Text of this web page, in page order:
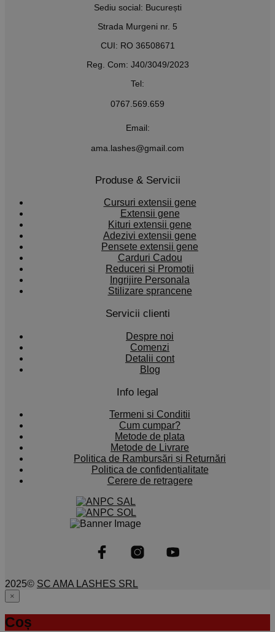
Sediu social: București
Strada Murgeni nr. 5
CUI: RO 36508671
Reg. Com: J40/3049/2023
Tel:
0767.569.659
Email:
ama.lashes@gmail.com
Produse & Servicii
Cursuri extensii gene
Extensii gene
Kituri extensii gene
Adezivi extensii gene
Pensete extensii gene
Carduri Cadou
Reduceri si Promotii
Ingrijire Personala
Stilizare sprancene
Servicii clienti
Despre noi
Comenzi
Detalii cont
Blog
Info legal
Termeni si Conditii
Cum cumpar?
Metode de plata
Metode de Livrare
Politica de Rambursări și Returnări
Politica de confidențialitate
Cerere de retragere
2025© SC AMA LASHES SRL
×
ACASA
ECHIPA AMA
Coș